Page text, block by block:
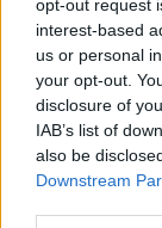
opt-out request
interest-based
us or personal
your opt-out.
disclosure of
IAB’s list of
also be
Downstream
07.08.2026 - 12:12
Οι αισθητήρες
07.08.2026 - 11:01
Generali:
στα
με συμβολή από